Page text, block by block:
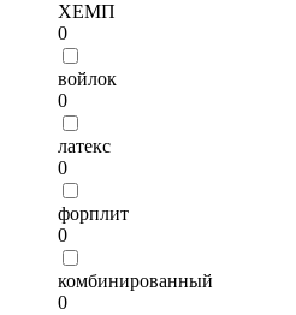
ХЕМП
0
войлок
0
латекс
0
форплит
0
комбинированный
0